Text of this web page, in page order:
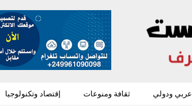
عربي ودولي ثقافة ومنوعات إقتصاد وتكنولوجيا